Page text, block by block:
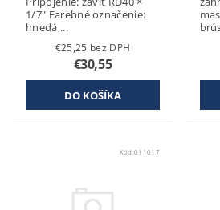
1/7" Farebné označenie:
hnedá,...
€25,25 bez DPH
€30,55
Kód:011017